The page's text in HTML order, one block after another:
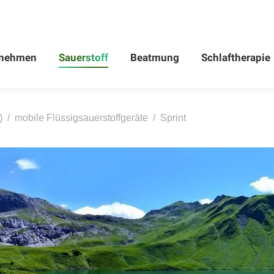
Sauerstoff Beatmung Schlaftherapie
mobile Flüssigsauerstoffgeräte Sprint